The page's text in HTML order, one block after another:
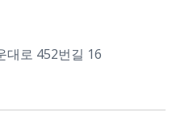
대로 452번길 16